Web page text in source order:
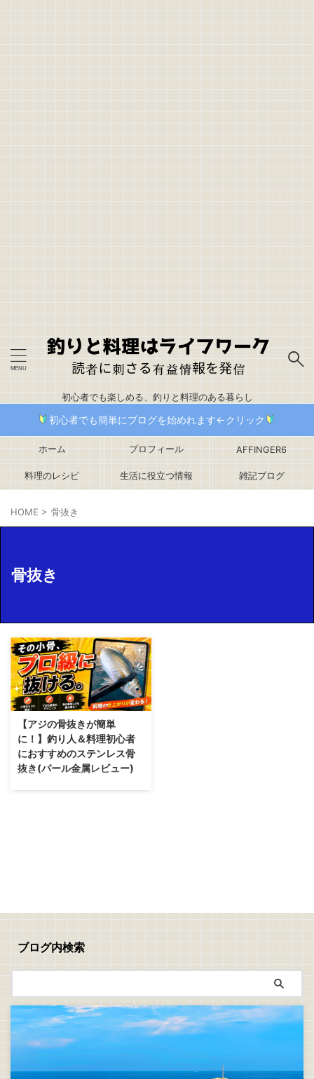
初心者でも楽しめる、釣りと料理のある暮らし
初心者でも簡単にブログを始めれます←クリック
ホーム プロフィール AFFINGER6
料理のレシピ 生活に役立つ情報 雑記ブログ
HOME > 骨抜き
骨抜き
【アジの骨抜きが簡単
に！】釣り人＆料理初心者
におすすめのステンレス骨
抜き(パール金属レビュー)
け言いますが、某100円ショップ
の問題) 100均の骨抜き 力が入ら
ない 滑る 身がぐちゃぐちゃにな
使いやすくコスパが高かったのが
これ 【商品 ...
ブログ内検索